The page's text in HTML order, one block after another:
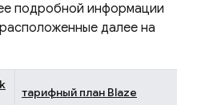
подробной информации
далее на
тарифный план Blaze